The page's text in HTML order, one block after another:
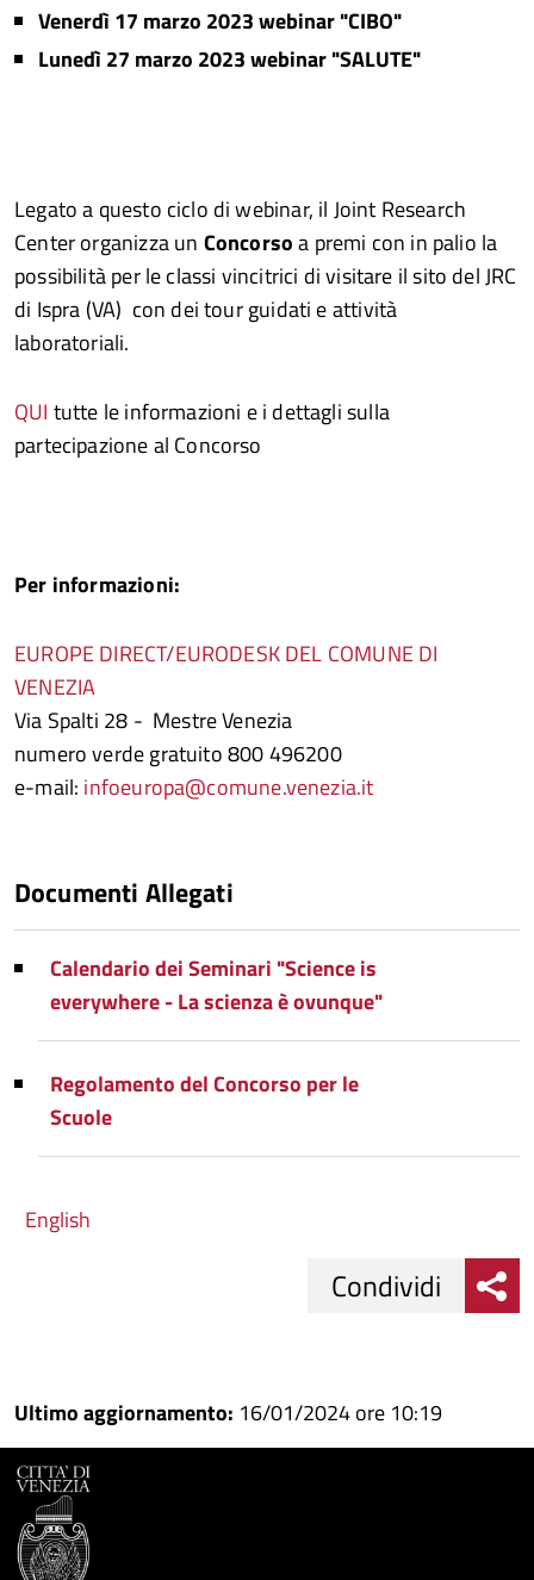
Venerdì 17 marzo 2023 webinar "CIBO"
Lunedì 27 marzo 2023 webinar "SALUTE"​
Legato a questo ciclo di webinar, il Joint Research
Center organizza un Concorsoa premi con in palio la
possibilità per le classi vincitrici di visitare il sito del JRC
di Ispra (VA) con dei tour guidati e attività
laboratoriali.
QUI tutte le informazioni e i dettagli sulla
partecipazione al Concorso​
Per informazioni:
EUROPE DIRECT/EURODESK DEL COMUNE DI
VENEZIA
Via Spalti 28 - Mestre Venezia
numero verde gratuito 800 496200
e-mail: infoeuropa@comune.venezia.it
Documenti Allegati
Calendario dei Seminari "Science is
everywhere - La scienza è ovunque"
Regolamento del Concorso per le
Scuole
English
su
Facebook
Condividi
su
Condividi
Condividi
Ultimo aggiornamento: 16/01/2024 ore 10:19